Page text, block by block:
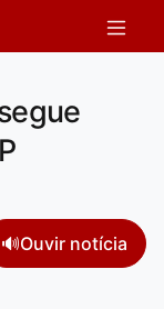
🔊Ouvir notícia